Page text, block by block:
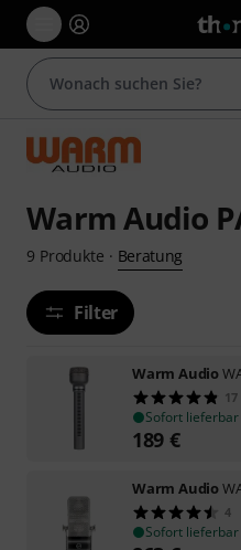
Warm Audio
9 Produkte · Beratung
Filter
Warm Audio
17
Sofort lieferbar
189 €
Warm Audio
4
Sofort lieferbar